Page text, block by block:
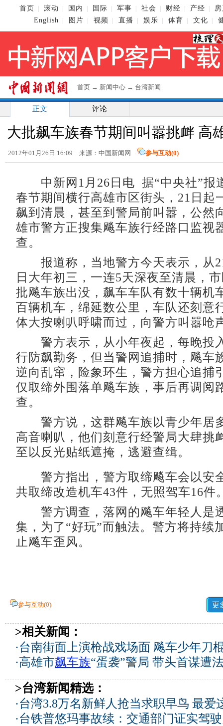
首页 滚动 国内 国际 军事 社会 财经 产经
English
图片 视频 直播 娱乐 体育 文化
首页 → 新闻中心 → 台湾新闻
正文 评论
大批飙车族春节期间叫嚣挑衅 高
2012年01月26日 16:09 来源：中国新闻网 参与互动(0)
中新网1月26日电 据“中央社”报
春节期间横行高雄市区街头，21日起
飙到清晨，甚至到警局前叫嚣，公然
雄市警方正搜集飚车族行经路口监视
查。
报道称，当地警方今天表示，从
日大年初三，一连5天深夜至清晨，
批飚车族出没，飙车车队有数十辆机
百辆机车，绵延数公里，车队还刻意
体大按喇叭呼啸而过，向警方叫嚣呛
警方表示，从小年夜起，每晚投
行防飙勤务，但当警网追捕时，飚车
逆向乱窜，险象环生，警方担心追捕
仅取缔外围落单飚车族，事后再调阅
查。
警方说，这群飚车族以青少年居
高音喇叭，他们刻意行经警局大肆挑
至以反光贴纸遮掩，逃避查缉。
警方指出，警方取缔飚车会以安
共取缔改造机车43件，无照驾车16件
警方调查，落网的飚车年轻人是
集，为了“好玩”而触法。警方将持续
止飚车歪风。
参与互动(0) 更
>相关新闻：
·台南街面上演枪战戏场面 飚车少年刀
·高雄市飙车族“蛋袭”警局 带头首谋遭
>台湾新闻精选：
·台湾3.8万名新鲜人抢当求职早鸟 最爱
·台铁普悠玛事故续：交通部门证实驾